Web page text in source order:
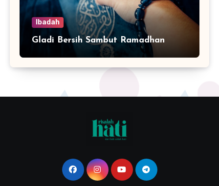
Ibadah
Gladi Bersih Sambut Ramadhan